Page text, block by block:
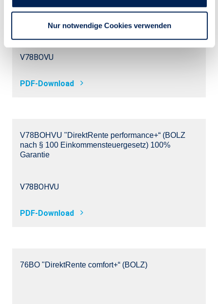
l
Nur notwendige Cookies verwenden
78BOV "DirektRente performance+“ (BOLZ nach §
100 Einkommensteuergesetz
V78BOVU
PDF-Download
V78BOHVU "DirektRente performance+“ (BOLZ
nach § 100 Einkommensteuergesetz) 100%
Garantie
V78BOHVU
PDF-Download
76BO "DirektRente comfort+“ (BOLZ)